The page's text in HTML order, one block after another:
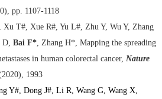
pp. 1107-1118
Xu T#, Xue R#, Yu L#, Zhu Y, Wu Y, Zhang
D, Bai F*, Zhang H*, Mapping the spreading
in human colorectal cancer, Nature
1993
Y#, Dong J#, Li R, Wang G, Wang X,